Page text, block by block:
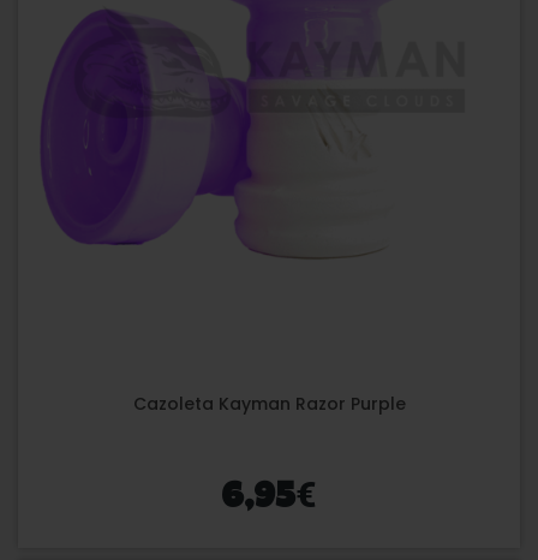
Cazoleta Kayman Razor Purple
6,95€